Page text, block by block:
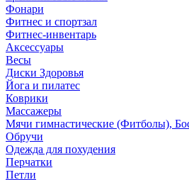
Фонари
Фитнес и спортзал
Фитнес-инвентарь
Аксессуары
Весы
Диски Здоровья
Йога и пилатес
Коврики
Массажеры
Мячи гимнастические (Фитболы),
Обручи
Одежда для похудения
Перчатки
Петли